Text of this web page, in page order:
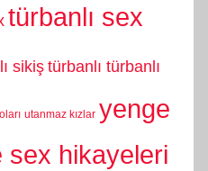
türbanlı sex
sikiş türbanlı türbanlı
utanmaz kızlar yenge
sex hikayeleri